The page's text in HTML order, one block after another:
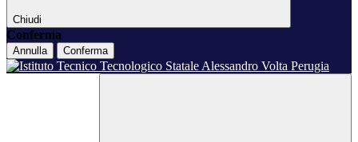
Chiudi
Conferma
Annulla Conferma